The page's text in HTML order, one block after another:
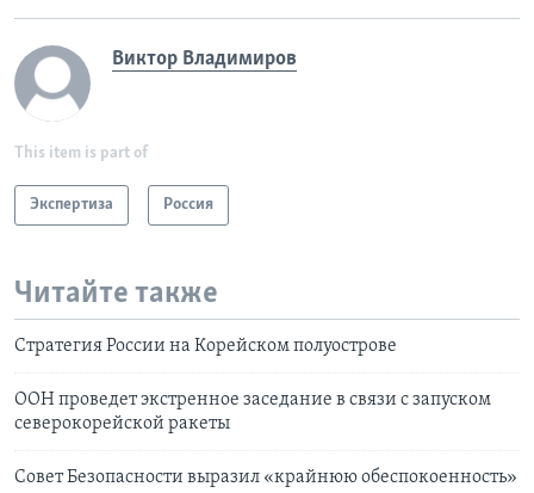
Виктор Владимиров
This item is part of
Экспертиза Россия
Читайте также
Стратегия России на Корейском полуострове
ООН проведет экстренное заседание в связи с запуском
северокорейской ракеты
Совет Безопасности выразил «крайнюю обеспокоенность»